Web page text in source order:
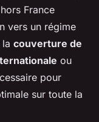
France
vers un régime
couverture de
ou
pour
sur toute la